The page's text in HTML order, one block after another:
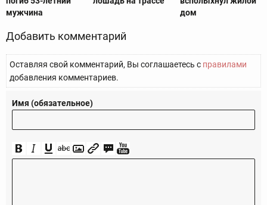
мужчина
дом
Добавить комментарий
Оставляя свой комментарий, Вы соглашаетесь с правилами
добавления комментариев.
Имя (обязательное)